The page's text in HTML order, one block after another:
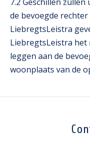
de bevoegde
LiebregtsLeistra
LiebregtsLeistra het
leggen aan de
woonplaats van de